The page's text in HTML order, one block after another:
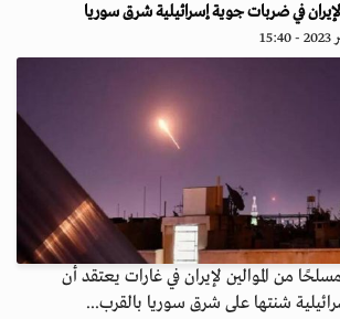
قتل ما لا يقل عن 25 مسلحًا من الموالين لإيران في غارات يعتقد أن
شنتها على شرق سوريا بالقرب...